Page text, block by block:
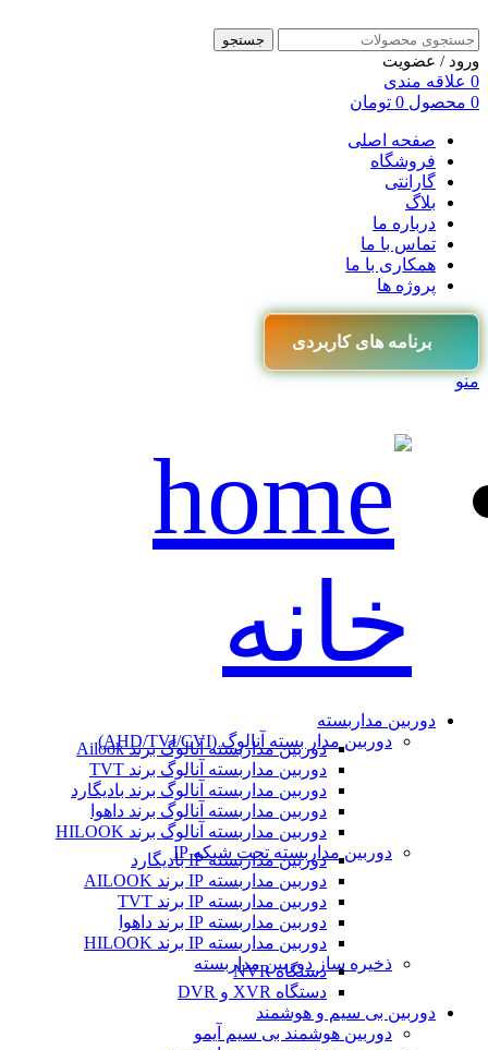
جستجو
ورود / عضویت
0 علاقه مندی
0 محصول 0 تومان
صفحه اصلی
فروشگاه
گارانتی
بلاگ
درباره ما
تماس با ما
همکاری با ما
پروژه ها
برنامه های کاربردی
منو
خانه
دوربین مداربسته
دوربین مدار بسته آنالوگ (AHD/TVI/CVI)
دوربین مداربسته آنالوگ برند Ailook
دوربین مداربسته آنالوگ برند TVT
دوربین مداربسته آنالوگ برند بادیگارد
دوربین مداربسته آنالوگ برند داهوا
دوربین مداربسته آنالوگ برند HILOOK
دوربین مداربسته تحت شبکه IP
دوربین مداربسته IP بادیگارد
دوربین مداربسته IP برند AILOOK
دوربین مداربسته IP برند TVT
دوربین مداربسته IP برند داهوا
دوربین مداربسته IP برند HILOOK
ذخیره ساز دوربین مداربسته
دستگاه NVR
دستگاه XVR و DVR
دوربین بی سیم و هوشمند
دوربین هوشمند بی سیم آیمو